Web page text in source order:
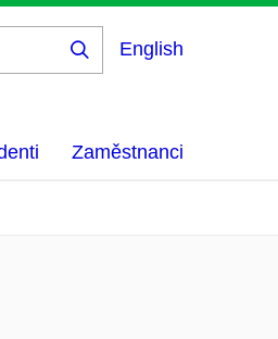
English
Zaměstnanci